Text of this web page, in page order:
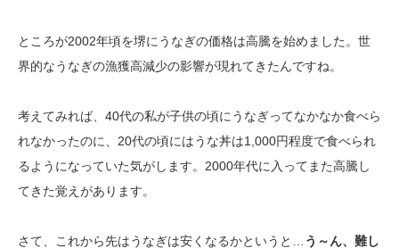
ところが2002年頃を堺にうなぎの価格は高騰を始めました。世
界的なうなぎの漁獲高減少の影響が現れてきたんですね。
考えてみれば、40代の私が子供の頃にうなぎってなかなか食べら
れなかったのに、20代の頃にはうな丼は1,000円程度で食べられ
るようになっていた気がします。2000年代に入ってまた高騰し
てきた覚えがあります。
さて、これから先はうなぎは安くなるかというと… う～ん、難し